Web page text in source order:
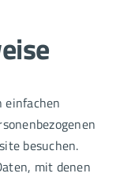
einfachen
besuchen.
mit denen